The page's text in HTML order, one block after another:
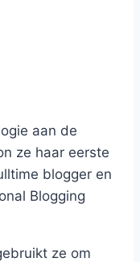
aan de
ze haar eerste
blogger en
Blogging
ze om